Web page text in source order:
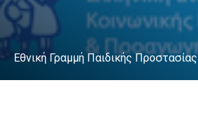
Εθνική Γραμμή Παιδικής Προστασίας